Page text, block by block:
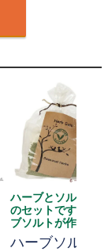
ハーブとソルト、
のセットです、ハ
ブソルトが作れま
ハーブソルト